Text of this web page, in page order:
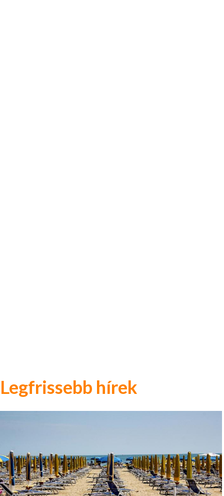
Legfrissebb hírek